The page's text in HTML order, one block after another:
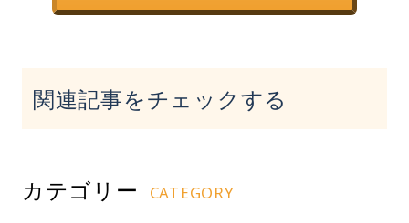
関連記事をチェックする
カテゴリー CATEGORY